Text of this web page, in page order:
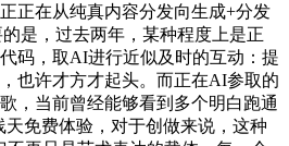
正在从纯真内容分发向生成+分发
是，过去两年，某种程度上是正
码，取AI进行近似及时的互动：提
也许才方才起头。而正在AI参取的
，当前曾经能够看到多个明白跑通
免费体验，对于创做来说，这种